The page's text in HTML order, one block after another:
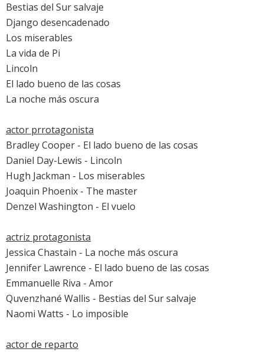
Bestias del Sur salvaje
Django desencadenado
Los miserables
La vida de Pi
Lincoln
El lado bueno de las cosas
La noche más oscura
actor prrotagonista
Bradley Cooper - El lado bueno de las cosas
Daniel Day-Lewis - Lincoln
Hugh Jackman - Los miserables
Joaquin Phoenix - The master
Denzel Washington - El vuelo
actriz protagonista
Jessica Chastain - La noche más oscura
Jennifer Lawrence - El lado bueno de las cosas
Emmanuelle Riva - Amor
Quvenzhané Wallis - Bestias del Sur salvaje
Naomi Watts - Lo imposible
actor de reparto